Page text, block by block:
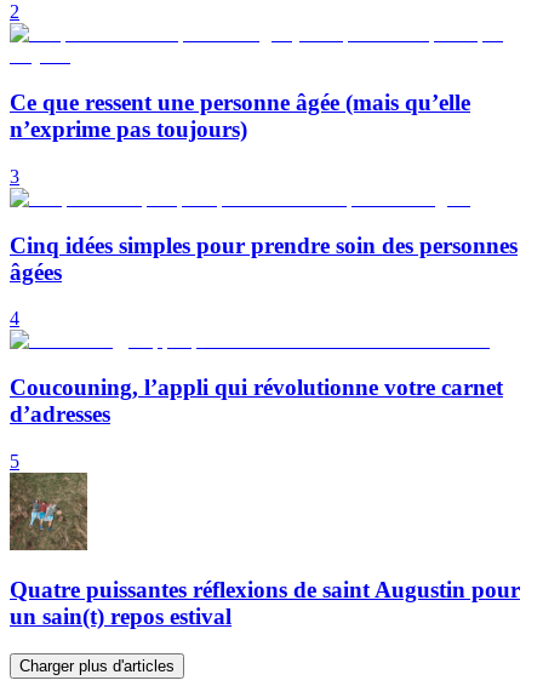
2
Ce que ressent une personne âgée (mais qu’elle
n’exprime pas toujours)
3
Cinq idées simples pour prendre soin des personnes
âgées
4
Coucouning, l’appli qui révolutionne votre carnet
d’adresses
5
Quatre puissantes réflexions de saint Augustin pour
un sain(t) repos estival
Charger plus d'articles